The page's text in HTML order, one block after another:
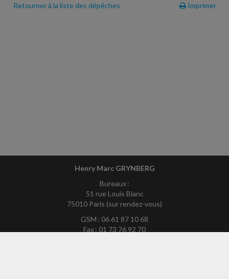
Retourner à la liste des dépêches
Imprimer
Henry Marc GRYNBERG
Bureaux :
51 rue Louis Blanc
75010 Paris (sur rendez-vous)
GSM : 06 61 87 10 68
Fax : 01 73 76 92 70